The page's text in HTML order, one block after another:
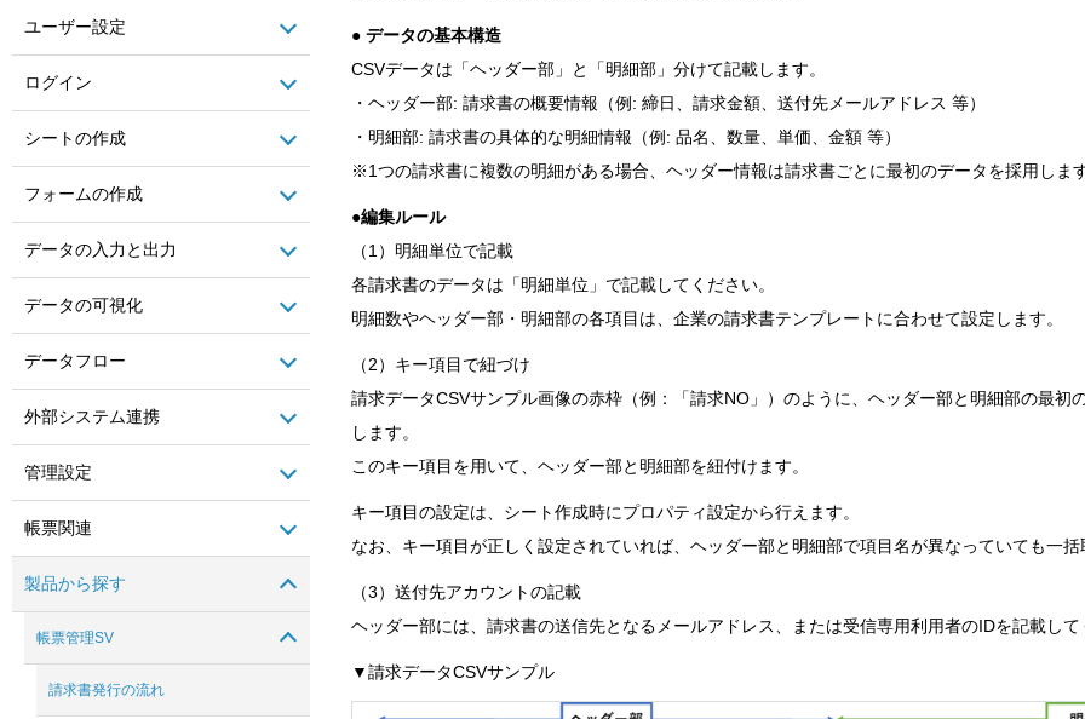
ユーザー設定
ログイン
シートの作成
フォームの作成
データの入力と出力
データの可視化
データフロー
外部システム連携
管理設定
帳票関連
製品から探す
帳票管理SV
請求書発行の流れ
● データの基本構造
CSVデータは「ヘッダー部」と「明細部」分けて記載します。
・ヘッダー部: 請求書の概要情報（例: 締日、請求金額、送付先メールアドレス 等）
・明細部: 請求書の具体的な明細情報（例: 品名、数量、単価、金額 等）
※1つの請求書に複数の明細がある場合、ヘッダー情報は請求書ごとに最初のデータを採用しま
●編集ルール
（1）明細単位で記載
各請求書のデータは「明細単位」で記載してください。
明細数やヘッダー部・明細部の各項目は、企業の請求書テンプレートに合わせて設定します。
（2）キー項目で紐づけ
請求データCSVサンプル画像の赤枠（例：「請求NO」）のように、ヘッダー部と明細部の最初
します。
このキー項目を用いて、ヘッダー部と明細部を紐付けます。
キー項目の設定は、シート作成時にプロパティ設定から行えます。
なお、キー項目が正しく設定されていれば、ヘッダー部と明細部で項目名が異なっていても一
（3）送付先アカウントの記載
ヘッダー部には、請求書の送信先となるメールアドレス、または受信専用利用者のIDを記載して
▼請求データCSVサンプル